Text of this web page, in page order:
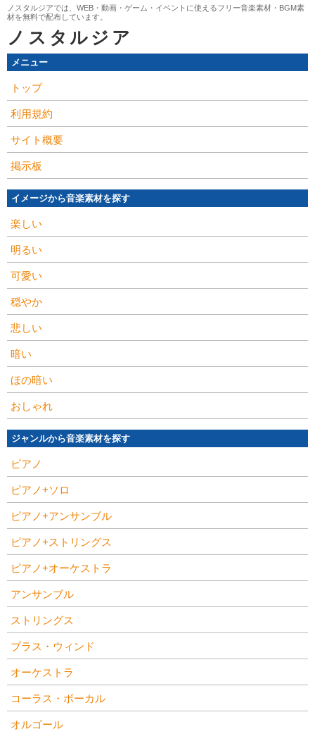
ノスタルジアでは、WEB・動画・ゲーム・イベントに使えるフリー音楽素材・BGM素
材を無料で配布しています。
ノスタルジア
メニュー
トップ
利用規約
サイト概要
掲示板
イメージから音楽素材を探す
楽しい
明るい
可愛い
穏やか
悲しい
暗い
ほの暗い
おしゃれ
ジャンルから音楽素材を探す
ピアノ
ピアノ+ソロ
ピアノ+アンサンブル
ピアノ+ストリングス
ピアノ+オーケストラ
アンサンブル
ストリングス
ブラス・ウィンド
オーケストラ
コーラス・ボーカル
オルゴール